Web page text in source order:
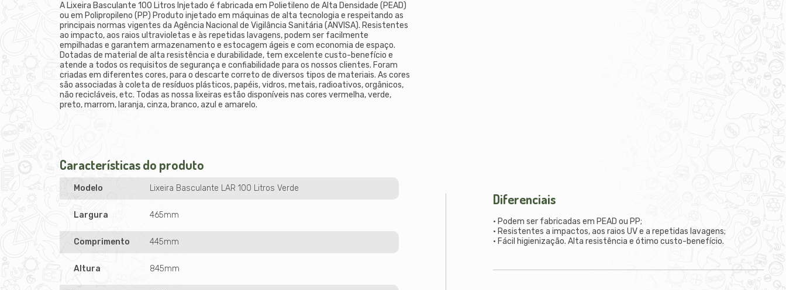
A Lixeira Basculante 100 Litros Injetado é fabricada em Polietileno de Alta Densidade (PEAD)
ou em Polipropileno (PP) Produto injetado em máquinas de alta tecnologia e respeitando as
principais normas vigentes da Agência Nacional de Vigilância Sanitária (ANVISA). Resistentes
ao impacto, aos raios ultravioletas e às repetidas lavagens, podem ser facilmente
empilhadas e garantem armazenamento e estocagem ágeis e com economia de espaço.
Dotadas de material de alta resistência e durabilidade, tem excelente custo-benefício e
atende a todos os requisitos de segurança e confiabilidade para os nossos clientes. Foram
criadas em diferentes cores, para o descarte correto de diversos tipos de materiais. As cores
são associadas à coleta de resíduos plásticos, papéis, vidros, metais, radioativos, orgânicos,
não recicláveis, etc. Todas as nossa lixeiras estão disponíveis nas cores vermelha, verde,
preto, marrom, laranja, cinza, branco, azul e amarelo.
Características do produto
Modelo Lixeira Basculante LAR 100 Litros Verde
Largura 465mm
Comprimento 445mm
Altura 845mm
Diferenciais
• Podem ser fabricadas em PEAD ou PP;
• Resistentes a impactos, aos raios UV e a repetidas lavagens;
• Fácil higienização. Alta resistência e ótimo custo-benefício.